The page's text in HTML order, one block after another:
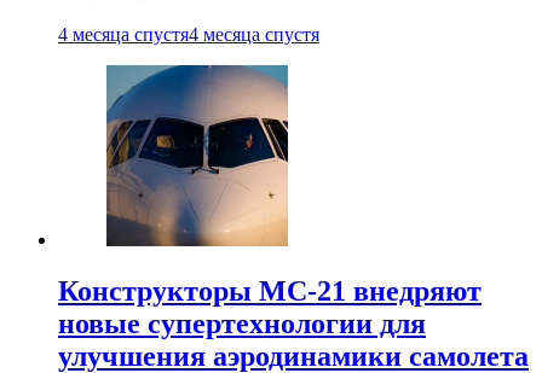
4 месяца спустя4 месяца спустя
Конструкторы МС-21 внедряют
новые супертехнологии для
улучшения аэродинамики самолета